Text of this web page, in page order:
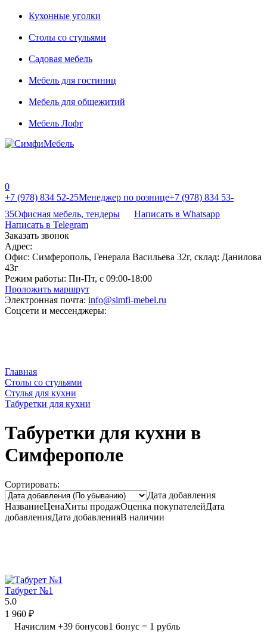
Кухонные уголки
Столы со стульями
Садовая мебель
Мебель для гостиниц
Мебель для общежитий
Мебель Лофт
0
+7 (978) 834 52-25Менеджер по рознице+7 (978) 834 53-
35Офисная мебель, тендеры
Написать в Whatsapp
Написать в Telegram
Заказать звонок
Адрес:
Офис: Симферополь, Генерала Васильева 32г, склад: Данилова
43г
Режим работы: Пн-Пт, с 09:00-18:00
Проложить маршрут
Электронная почта: info@simfi-mebel.ru
Соцсети и мессенджеры:
Главная
Столы со стульями
Стулья для кухни
Табуретки для кухни
Табуретки для кухни в
Симферополе
Сортировать:
Дата добавления
НазваниеЦенаХиты продажОценка покупателейДата
добавленияДата добавленияВ наличии
Табурет №1
5.0
1 960 ₽
Начислим +39 бонусов1 бонус = 1 рубль